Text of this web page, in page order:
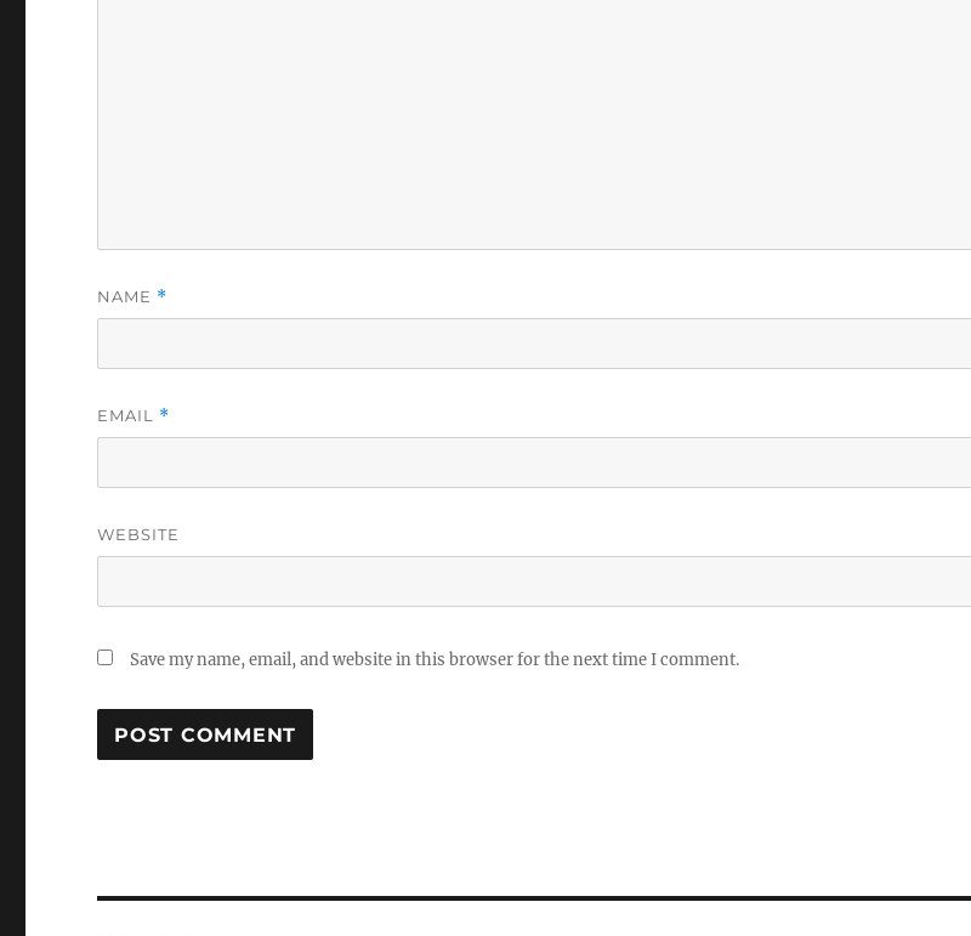
NAME *
EMAIL *
WEBSITE
Save my name, email, and website in this browser for the next time I comment.